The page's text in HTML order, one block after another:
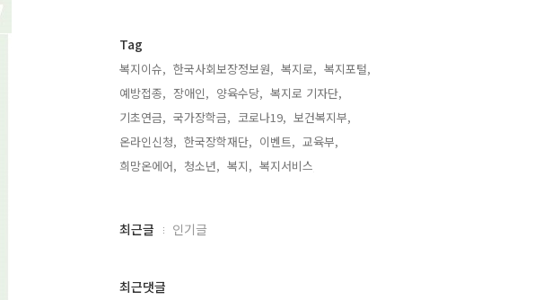
Tag
복지이슈, 한국사회보장정보원, 복지로, 복지포털,
예방접종, 장애인, 양육수당, 복지로 기자단,
기초연금, 국가장학금, 코로나19, 보건복지부,
온라인신청, 한국장학재단, 이벤트, 교육부,
희망온에어, 청소년, 복지, 복지서비스,
최
과
최근글 인기글
최근댓글